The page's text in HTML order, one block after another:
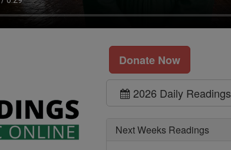
Donate Now
2026 Daily Readings
Next Weeks Readings